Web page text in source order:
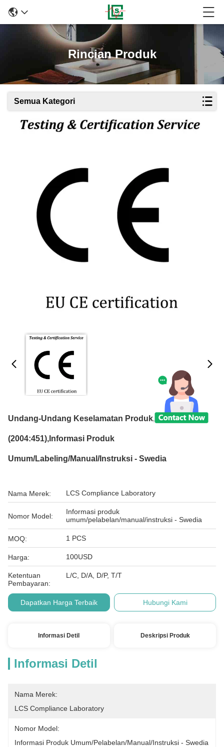
Rincian Produk
Semua Kategori
Undang-Undang Keselamatan Produk, PSL
(2004:451),Informasi Produk
Umum/Labeling/manual/instruksi - Swedia
Nama Merek: LCS Compliance Laboratory
Nomor Model:
Informasi produk
umum/pelabelan/manual/instruksi - Swedia
MOQ: 1 PCS
Harga: 100USD
Ketentuan
Pembayaran:
L/C, D/A, D/P, T/T
Dapatkan Harga Terbaik Hubungi Kami
Informasi Detil Deskripsi Produk
Informasi Detil
Nama Merek:
LCS Compliance Laboratory
Nomor Model:
Informasi Produk Umum/pelabelan/manual/instruksi - Swedia